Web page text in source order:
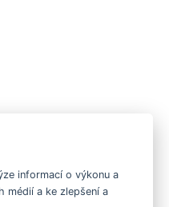
informací o výkonu a
médií a ke zlepšení a